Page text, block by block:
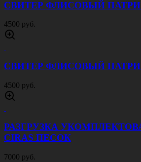
СВИТЕР ФЛИСОВЫЙ
4500 руб.
СВИТЕР ФЛИСОВЫЙ
4500 руб.
РАЗГРУЗКА
CIRAS ПЕСОК
7000 руб.